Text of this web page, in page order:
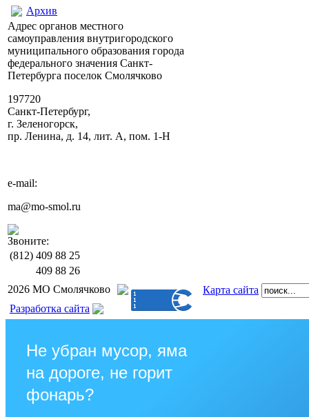
Архив
Адрес органов местного
самоуправления внутригородского
муниципального образования города
федерального значения Санкт-
Петербурга поселок Смолячково
197720
Санкт-Петербург,
г. Зеленогорск,
пр. Ленина, д. 14, лит. А, пом. 1-Н
e-mail:
ma@mo-smol.ru
Звоните:
(812) 409 88 25
409 88 26
2026 МО Смолячково
Карта сайта
Разработка сайта
Не убран мусор, яма
на дороге, не горит
фонарь?